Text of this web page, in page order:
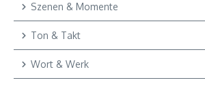
Szenen & Momente
Ton & Takt
Wort & Werk